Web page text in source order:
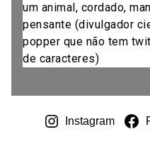
um animal, cordado,
pensante (divulgador
popper que não tem
de caracteres)
Instagram